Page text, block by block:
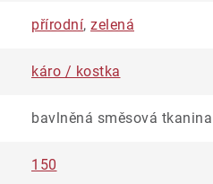
přírodní, zelená
káro / kostka
bavlněná směsová tkanina
150